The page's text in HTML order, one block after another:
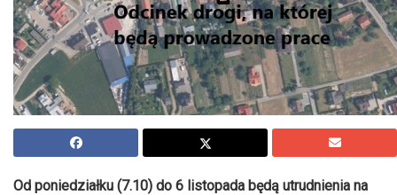
Od poniedziałku (7.10) do 6 listopada będą utrudnienia na